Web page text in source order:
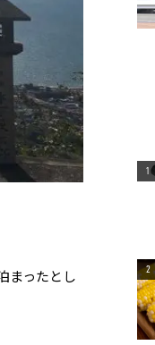
まったとし
1
2